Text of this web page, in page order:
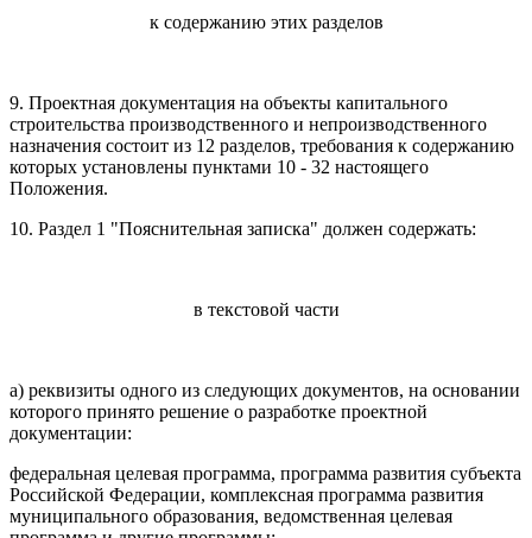
к содержанию этих разделов
9. Проектная документация на объекты капитального
строительства производственного и непроизводственного
назначения состоит из 12 разделов, требования к содержанию
которых установлены пунктами 10 - 32 настоящего
Положения.
10. Раздел 1 "Пояснительная записка" должен содержать:
в текстовой части
а) реквизиты одного из следующих документов, на основании
которого принято решение о разработке проектной
документации:
федеральная целевая программа, программа развития субъекта
Российской Федерации, комплексная программа развития
муниципального образования, ведомственная целевая